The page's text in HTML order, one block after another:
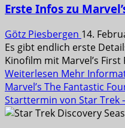
Erste Infos zu
Götz Piesbergen 14.
Es gibt endlich erste
Kinofilm mit Marvel’s First
Weiterlesen Mehr
Marvel’s The Fantastic
Starttermin von Star Trek